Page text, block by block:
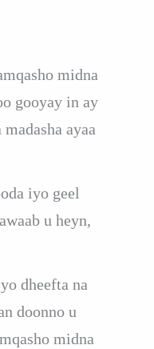
midna
gooyay in ay
ayaa
iyo geel
u heyn,
dheefta na
doonno u
midna